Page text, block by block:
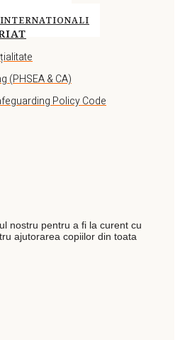
DONATORI
(PHSEA & CA)
Policy Code
nostru pentru a fi la curent cu
ajutorarea copiilor din toata